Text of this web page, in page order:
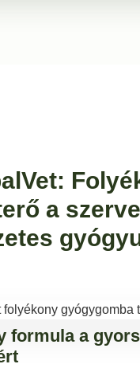
a
formula a gyors